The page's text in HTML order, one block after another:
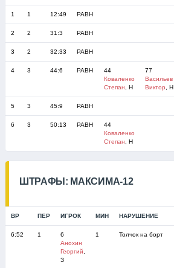
1 1 12:49 РАВН
2 2 31:3 РАВН
3 2 32:33 РАВН
4 3 44:6 РАВН
44
Коваленко
Степан , Н
77
Васильев
Виктор , Н
5 3 45:9 РАВН
6 3 50:13 РАВН
44
Коваленко
Степан , Н
ШТРАФЫ: МАКСИМА-12
ВР ПЕР ИГРОК МИН НАРУШЕНИЕ
6:52 1
6
Анохин
Георгий
З
1 Толчок на борт